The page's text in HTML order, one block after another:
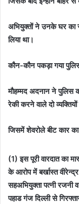
अभियुक्तों ने उनके घर का
लिया था।
कौन-कौन पकड़ा गया
मौहम्मद अदनान ने पुलिस
रेकी करने वाले दो व्यक्तियों
जिसमें शेवरोले बीट कार
(1) इस पूरी वारदात का
के आरोप में बर्खास्त
सहअभियुक्ता पत्नी रजनी
पहाड गंज दिल्ली से